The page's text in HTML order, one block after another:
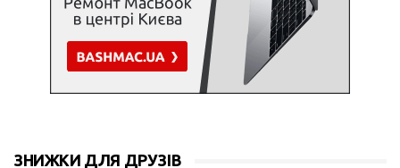
ЗНИЖКИ ДЛЯ ДРУЗІВ